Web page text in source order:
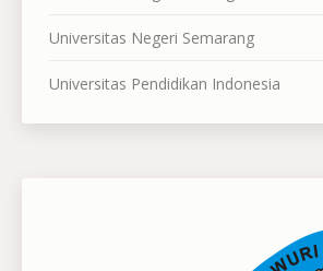
Universitas Negeri Semarang
Universitas Pendidikan Indonesia